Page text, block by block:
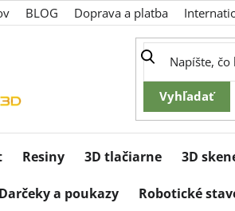
BLOG Doprava a platba
Resiny 3D tlačiarne 3D
Darčeky a poukazy Robotické